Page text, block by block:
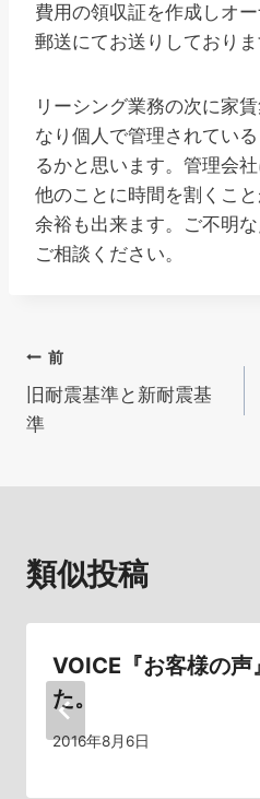
費用の領収証を作成しオ
郵送にてお送りしておりま
リーシング業務の次に家
なり個人で管理されてい
るかと思います。管理会
他のことに時間を割くこ
余裕も出来ます。ご不明
ご相談ください。
投
稿
ー
ョ
ン
前
旧耐震基準と新耐震基
準
類似投稿
VOICE『お客様の声
た。
2016年8月6日